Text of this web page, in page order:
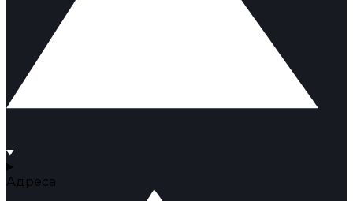
Адреса